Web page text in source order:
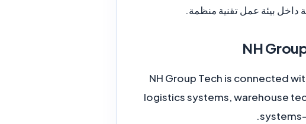
داخل بيئة عمل تقنية منظمة.
NH Group Tech is connected
logistics systems, warehouse